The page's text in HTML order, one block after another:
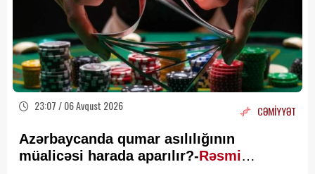
23:07 / 06 Avqust 2026 CƏMİYYƏT
Azərbaycanda qumar asılılığının
müalicəsi harada aparılır?-Rəsmi